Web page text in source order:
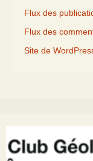
Flux des
Flux des
Site de